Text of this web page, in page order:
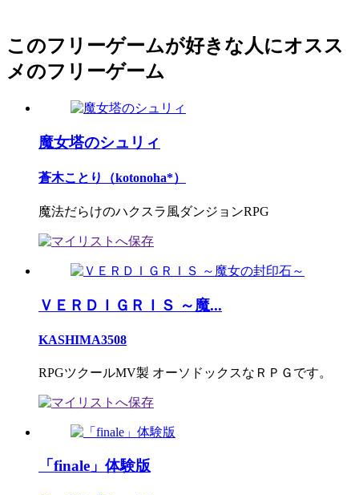
このフリーゲームが好きな人にオスス
メのフリーゲーム
魔女塔のシュリィ
蒼木ことり（kotonoha*）
魔法だらけのハクスラ風ダンジョンRPG
ＶＥＲＤＩＧＲＩＳ ～魔...
KASHIMA3508
RPGツクールMV製 オーソドックスなＲＰＧです。
「finale」体験版